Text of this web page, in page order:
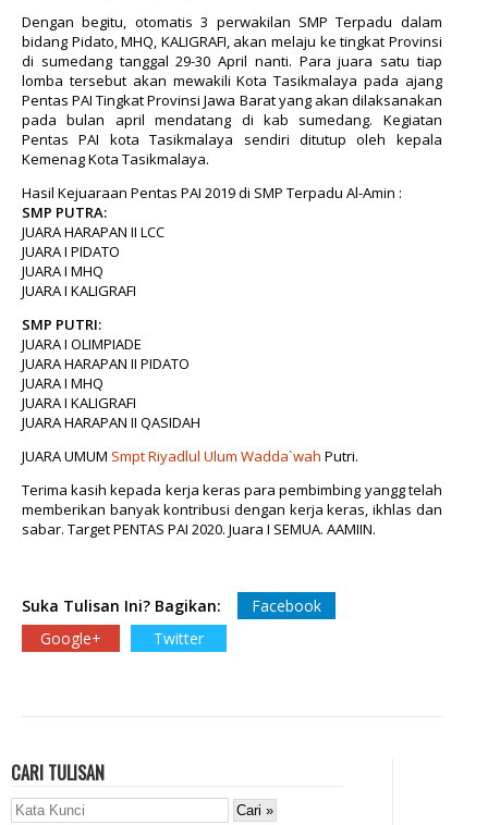
Dengan begitu, otomatis 3 perwakilan SMP Terpadu dalam
bidang Pidato, MHQ, KALIGRAFI, akan melaju ke tingkat Provinsi
di sumedang tanggal 29-30 April nanti. Para juara satu tiap
lomba tersebut akan mewakili Kota Tasikmalaya pada ajang
Pentas PAI Tingkat Provinsi Jawa Barat yang akan dilaksanakan
pada bulan april mendatang di kab sumedang. Kegiatan
Pentas PAI kota Tasikmalaya sendiri ditutup oleh kepala
Kemenag Kota Tasikmalaya.
Hasil Kejuaraan Pentas PAI 2019 di SMP Terpadu Al-Amin :
SMP PUTRA:
JUARA HARAPAN II LCC
JUARA I PIDATO
JUARA I MHQ
JUARA I KALIGRAFI
SMP PUTRI:
JUARA I OLIMPIADE
JUARA HARAPAN II PIDATO
JUARA I MHQ
JUARA I KALIGRAFI
JUARA HARAPAN II QASIDAH
JUARA UMUM Smpt Riyadlul Ulum Wadda`wah Putri.
Terima kasih kepada kerja keras para pembimbing yangg telah
memberikan banyak kontribusi dengan kerja keras, ikhlas dan
sabar. Target PENTAS PAI 2020. Juara I SEMUA. AAMIIN.
Suka Tulisan Ini? Bagikan:
Facebook
Google+
Twitter
CARI TULISAN